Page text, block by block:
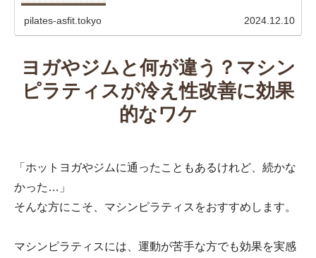
pilates-asfit.tokyo 2024.12.10
ヨガやジムと何が違う？マシン
ピラティスが冷え性改善に効果
的なワケ
「ホットヨガやジムに通ったこともあるけれど、続かな
かった…」
そんな方にこそ、マシンピラティスをおすすめします。
マシンピラティスには、運動が苦手な方でも効果を実感